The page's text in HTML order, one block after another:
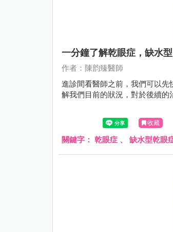
一分鐘了解乾眼症，​​​​​​​缺水
作者：陳韵臻醫師
進診間看醫師之前，我們可以
解我們目前的狀況，對於後續的
收藏
關鍵字： 乾眼症 、 缺水型乾眼